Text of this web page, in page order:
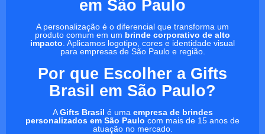
em São Paulo
A personalização é o diferencial que transforma um
produto comum em um brinde corporativo de alto
impacto . Aplicamos logotipo, cores e identidade visual
para empresas de São Paulo e região.
Por que Escolher a Gifts
Brasil em São Paulo?
AGifts Brasil é uma empresa de brindes
personalizados em São Paulo com mais de 15 anos de
atuação no mercado.